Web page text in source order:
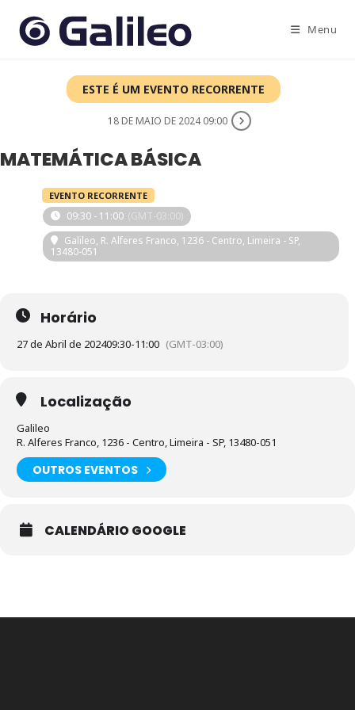
para
Menu
ESTE É UM EVENTO RECORRENTE
18 DE MAIO DE 2024 09:00
MATEMÁTICA BÁSICA
EVENTO RECORRENTE
09:30 - 11:00 (GMT-03:00)
Galileo, R. Alferes Franco, 1236 - Centro, Limeira - SP,
13480-051
Horário
27 de Abril de 202409:30-11:00 (GMT-03:00)
Localização
Galileo
R. Alferes Franco, 1236 - Centro, Limeira - SP, 13480-051
OUTROS EVENTOS
CALENDÁRIO GOOGLE